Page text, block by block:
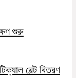
শুরু
বেল্ট বিতরণ